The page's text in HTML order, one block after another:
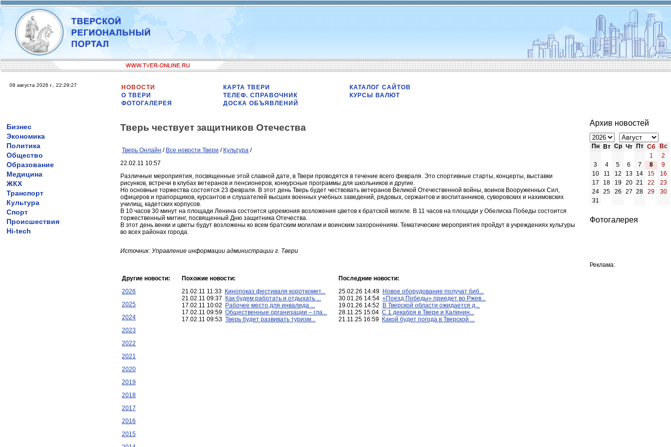
08 августа 2026 г., 22:29:27
НОВОСТИ
О ТВЕРИ
ФОТОГАЛЕРЕЯ
КАРТА ТВЕРИ
ТЕЛЕФ. СПРАВОЧНИК
ДОСКА ОБЪЯВЛЕНИЙ
КАТАЛОГ САЙТОВ
КУРСЫ ВАЛЮТ
Бизнес
Экономика
Политика
Общество
Образование
Медицина
ЖКХ
Транспорт
Культура
Спорт
Происшествия
Hi-tech
Тверь чествует защитников Отечества
Тверь Онлайн / Все новости Твери / Культура /
22.02.11 10:57
Различные мероприятия, посвященные этой славной дате, в Твери проводятся в течение всего февраля. Это спортивные старты, концерты, выставки
рисунков, встречи в клубах ветеранов и пенсионеров, конкурсные программы для школьников и другие.
Но основные торжества состоятся 23 февраля. В этот день Тверь будет чествовать ветеранов Великой Отечественной войны, воинов Вооруженных Сил,
офицеров и прапорщиков, курсантов и слушателей высших военных учебных заведений, рядовых, сержантов и воспитанников, суворовских и нахимовских
училищ, кадетских корпусов.
В 10 часов 30 минут на площади Ленина состоится церемония возложения цветов к братской могиле. В 11 часов на площади у Обелиска Победы состоится
торжественный митинг, посвященный Дню защитника Отечества.
В этот день венки и цветы будут возложены ко всем братским могилам и воинским захоронениям. Тематические мероприятия пройдут в учреждениях культуры
во всех районах города.
Источник: Управление информации администрации г. Твери
Другие новости:
2026
2025
2024
2023
2022
2021
2020
2019
2018
2017
2016
2015
Похожие новости:
21.02.11 11:33 Кинопоказ фестиваля короткомет...
21.02.11 09:37
Как будем работать и отдыхать ...
17.02.11 10:02
Рабочее место для инвалида ...
17.02.11 09:59 Общественные организации – гла...
17.02.11 09:53 Тверь будет развивать туризм...
Последние новости:
25.02.26 14:49 Новое оборудование получат биб...
30.01.26 14:54 «Поезд Победы» приедет во Ржев...
19.01.26 14:52
В Тверской области ожидается д...
28.11.25 15:04 С 1 декабря в Твери и Калинин...
21.11.25 16:59 Какой будет погода в Тверской ...
Архив новостей
Пн Вт Ср Чт Пт Сб
Вс
1
2
3
4 5 6 7 8
9
10
11 12 13 14 15
16
17
18 19 20 21 22
23
24
25 26 27 28 29
30
31
Фотогалерея
Реклама: